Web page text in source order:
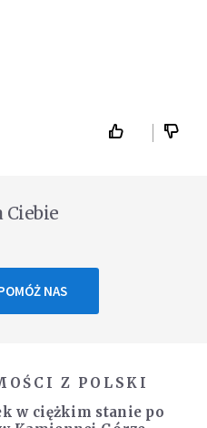
Ciebie
NAS
Z POLSKI
w ciężkim stanie po